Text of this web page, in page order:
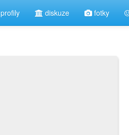
profily diskuze fotky